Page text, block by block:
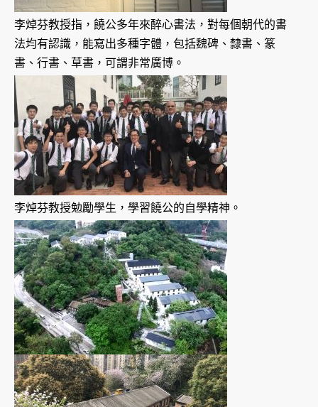
李焯芬教授指，饒公多年來醉心書法，對每個朝代的書
法均有認識，能寫出多種字體，包括魏碑、隸書、篆
書、行書、草書，可謂非常廣博。
李焯芬教授勉勵學生，學習饒公的自學精神。